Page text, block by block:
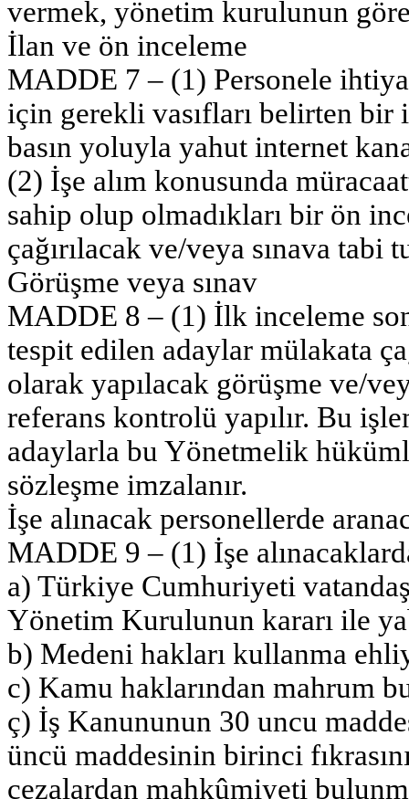
vermek, yönetim kurulunun
İlan ve ön inceleme
MADDE 7 – (1) Personele
için gerekli vasıfları belirten bir
basın yoluyla yahut internet
(2) İşe alım konusunda
sahip olup olmadıkları bir ön
çağırılacak ve/veya sınava
Görüşme veya sınav
MADDE 8 – (1) İlk inceleme
tespit edilen adaylar mülakata
olarak yapılacak görüşme ve/
referans kontrolü yapılır. Bu
adaylarla bu Yönetmelik
sözleşme imzalanır.
İşe alınacak personellerde
MADDE 9 – (1) İşe
a) Türkiye Cumhuriyeti
Yönetim Kurulunun kararı ile
b) Medeni hakları kullanma
c) Kamu haklarından mahrum
ç) İş Kanununun 30 uncu
üncü maddesinin birinci
cezalardan mahkûmiyeti